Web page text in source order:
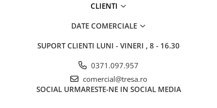
Sandale de protecție S1
Accesorii încălțăminte
Mănuși de protecție
Protecție mecanică
Instructiuni pentru fixare:
1) Cu partea interioara in sus folosindu-va de margini separati
sectiunea superioara si cea inferioara pentru a realiza o forma de
cupa. Indoiti usor centrul clemei pentru nas;
CLIENTI
DATE COMERCIALE
SUPORT CLIENTI LUNI - VINERI , 8 - 16.30
0371.097.957
comercial@tresa.ro
SOCIAL URMARESTE-NE IN SOCIAL MEDIA